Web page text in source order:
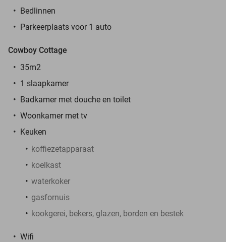
Bedlinnen
Parkeerplaats voor 1 auto
Cowboy Cottage
35m2
1 slaapkamer
Badkamer met douche en toilet
Woonkamer met tv
Keuken
koffiezetapparaat
koelkast
waterkoker
gasfornuis
kookgerei, bekers, glazen, borden en bestek
Wifi